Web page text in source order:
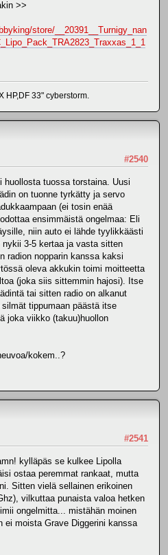
>>
store/__20391__Turnigy_nan
HP,DF 33" cyberstorm.
#2540
huollosta tuossa torstaina. Uusi
on tuonne tyrkätty ja servo
(ei tosin enää
ensimmäistä ongelmaa: Eli
niin auto ei lähde tyylikkäästi
3-5 kertaa ja vasta sitten
radion nopparin kanssa kaksi
oleva akkukin toimi moitteetta
(joka siis sittemmin hajosi). Itse
tai sitten radio on alkanut
tippumaan päästä itse
joka viikko (takuu)huollon
kokem..?
#2541
kylläpäs se kulkee Lipolla
ostaa peremmat rankaat, mutta
Sitten vielä sellainen erikoinen
vilkuttaa punaista valoa hetken
ongelmitta... mistähän moinen
ei moista Grave Diggerini kanssa